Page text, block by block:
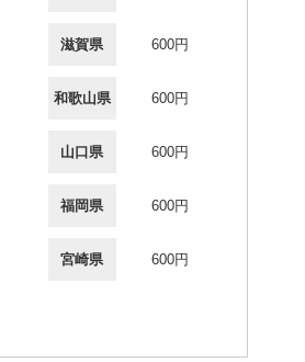
滋賀県 600円
和歌山県 600円
山口県 600円
福岡県 600円
宮崎県 600円